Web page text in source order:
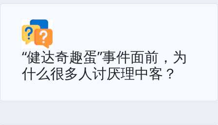
“健达奇趣蛋”事件面前，为
什么很多人讨厌理中客？